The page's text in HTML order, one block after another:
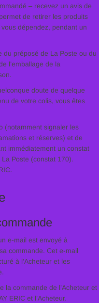
– recevez un avis de
de retirer les produits
dépendez, pendant un
du préposé de La Poste ou du
l’emballage de la
doute de quelque
de votre colis, vous êtes
(notamment signaler les
et réserves) et de
immédiatement un constat
Poste (constat 170).
e-mail est envoyé à
commande. Cet e-mail
à l’Acheteur et les
la commande de l’Acheteur et
ERIC et l’Acheteur.